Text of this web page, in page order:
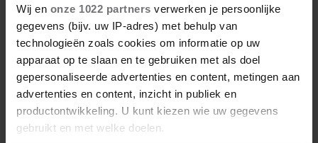
Wij en onze 1022 partners verwerken je persoonlijke
gegevens (bijv. uw IP-adres) met behulp van
technologieën zoals cookies om informatie op uw
apparaat op te slaan en te gebruiken met als doel
gepersonaliseerde advertenties en content, metingen aan
advertenties en content, inzicht in publiek en
productontwikkeling. U kunt kiezen wie uw gegevens
gebruikt en met welke doelen.